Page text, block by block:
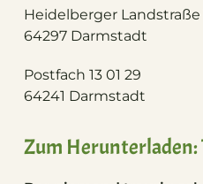
Heidelberger Landstraße
64297 Darmstadt
Postfach 13 01 29
64241 Darmstadt
Zum Herunterladen: